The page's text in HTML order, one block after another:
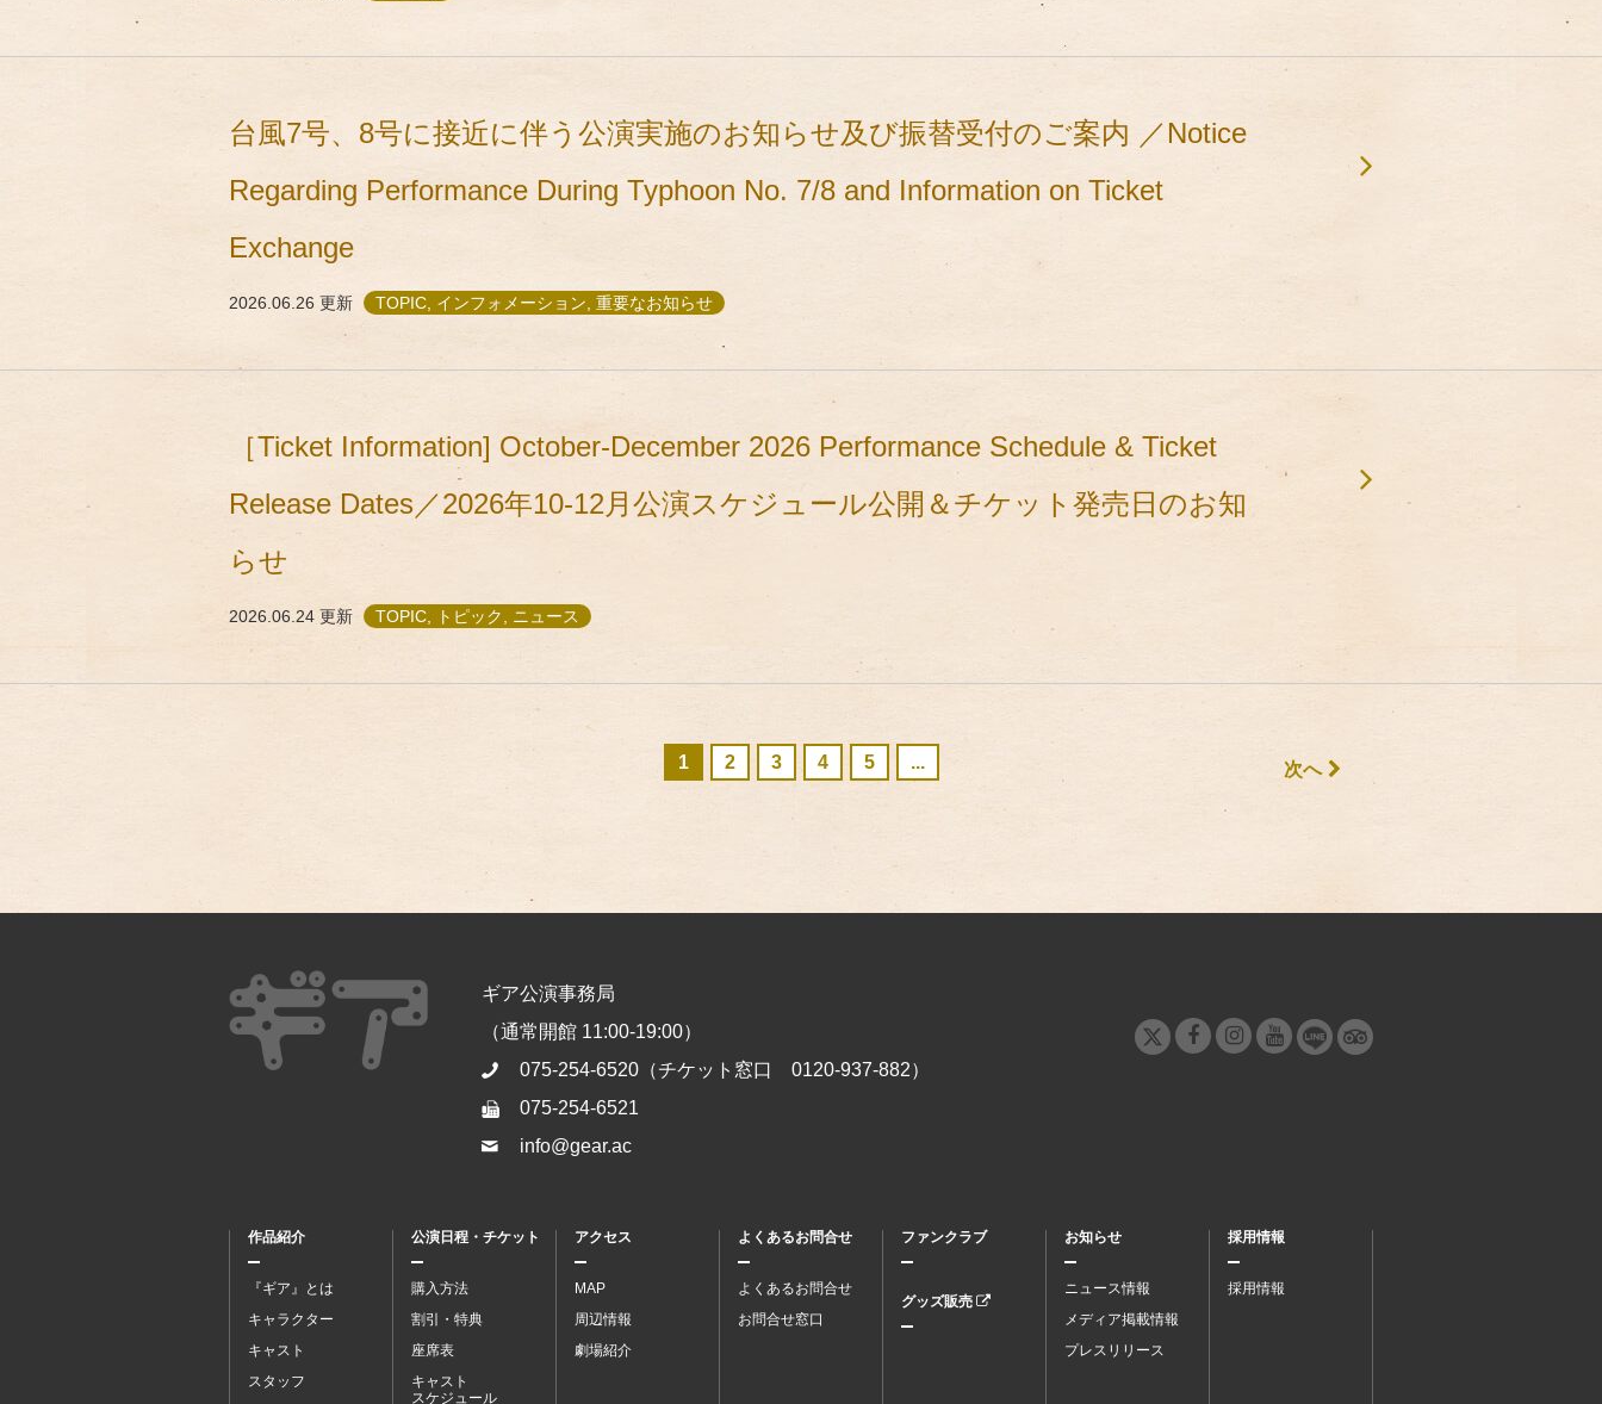
台風7号、8号に接近に伴う公演実施のお知らせ及び振替受付のご案内 ／Notice
Regarding Performance During Typhoon No. 7/8 and Information on Ticket
Exchange
2026.06.26 更新 TOPIC, インフォメーション, 重要なお知らせ
［Ticket Information] October-December 2026 Performance Schedule & Ticket
Release Dates／2026年10-12月公演スケジュール公開＆チケット発売日のお知
らせ
2026.06.24 更新 TOPIC, トピック, ニュース
1 2 3 4 5 ... 次へ
ギア公演事務局
（通常開館 11:00-19:00）
075-254-6520 （チケット窓口 0120-937-882）
075-254-6521
info@gear.ac
作品紹介
『ギア』とは
キャラクター
キャスト
スタッフ
公演日程・チケット
購入方法
割引・特典
座席表
キャスト
スケジュール
アクセス
MAP
周辺情報
劇場紹介
よくあるお問合せ
よくあるお問合せ
お問合せ窓口
ファンクラブ
グッズ販売
お知らせ
ニュース情報
メディア掲載情報
プレスリリース
採用情報
採用情報